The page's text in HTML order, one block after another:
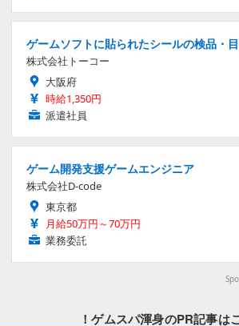
ゲームソフトに貼られたシールの検品・
株式会社トーコー
大阪府
時給1,350円
派遣社員
ゲーム開発支援ゲームエンジニア
株式会社D-code
東京都
月給50万円～70万円
業務委託
！ゲムスパ渾身のPR記事は